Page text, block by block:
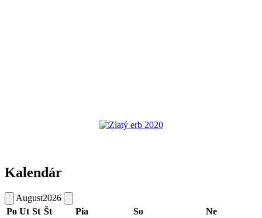
Kalendár
August2026
Po Ut St Št Pia So
Ne